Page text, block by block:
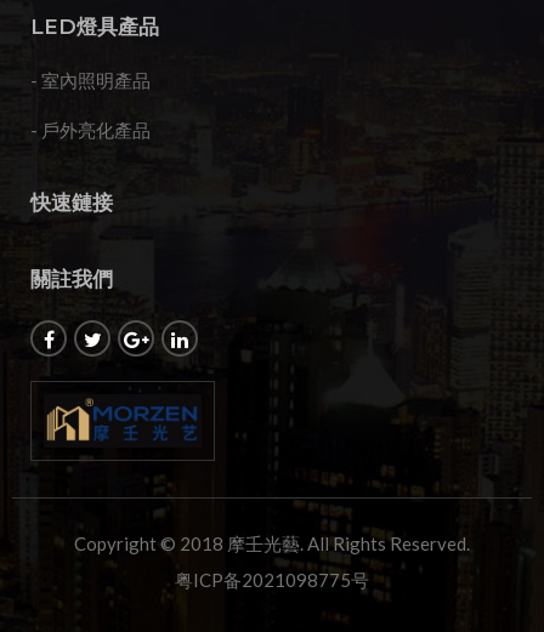
LED燈具產品
- 室內照明產品
- 戶外亮化產品
快速鏈接
關註我們
Copyright © 2018 摩壬光藝. All Rights Reserved.
粤ICP备2021098775号